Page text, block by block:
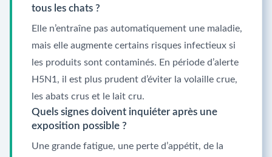
tous les chats ?
Elle n’entraîne pas automatiquement une maladie,
mais elle augmente certains risques infectieux si
les produits sont contaminés. En période d’alerte
H5N1, il est plus prudent d’éviter la volaille crue,
les abats crus et le lait cru.
Quels signes doivent inquiéter après une
exposition possible ?
Une grande fatigue, une perte d’appétit, de la